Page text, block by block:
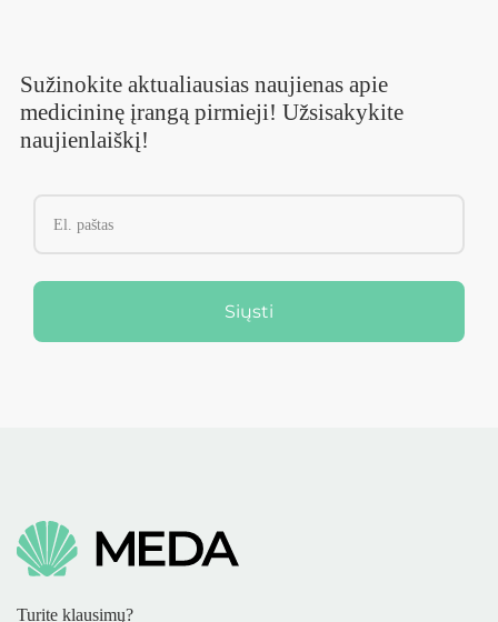
Sužinokite aktualiausias naujienas apie
medicininę įrangą pirmieji! Užsisakykite
naujienlaiškį!
Siųsti
Turite klausimų?